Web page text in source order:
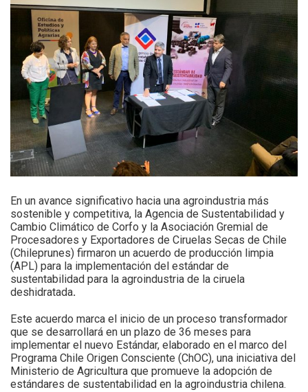
En un avance significativo hacia una agroindustria más
sostenible y competitiva, la Agencia de Sustentabilidad y
Cambio Climático de Corfo y la Asociación Gremial de
Procesadores y Exportadores de Ciruelas Secas de Chile
(Chileprunes) firmaron un acuerdo de producción limpia
(APL) para la implementación del estándar de
sustentabilidad para la agroindustria de la ciruela
deshidratada.
Este acuerdo marca el inicio de un proceso transformador
que se desarrollará en un plazo de 36 meses para
implementar el nuevo Estándar, elaborado en el marco del
Programa Chile Origen Consciente (ChOC), una iniciativa del
Ministerio de Agricultura que promueve la adopción de
estándares de sustentabilidad en la agroindustria chilena.